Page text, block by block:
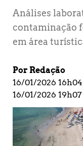
Análises
contaminação
em área
Por Redação
16/01/2026
16/01/2026 19h07